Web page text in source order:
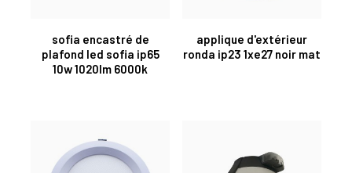
sofia encastré de
plafond led sofia ip65
10w 1020lm 6000k
applique d'extérieur
ronda ip23 1xe27 noir mat